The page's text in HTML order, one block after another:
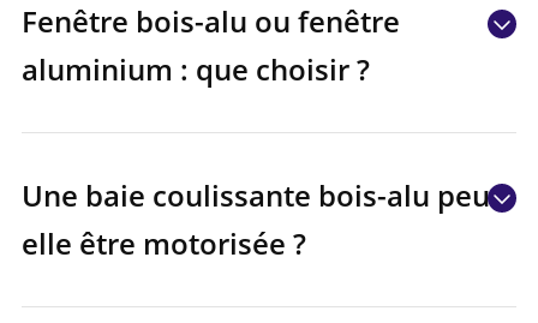
Fenêtre bois-alu ou fenêtre
aluminium : que choisir ?
Une baie coulissante bois-alu peut-
elle être motorisée ?